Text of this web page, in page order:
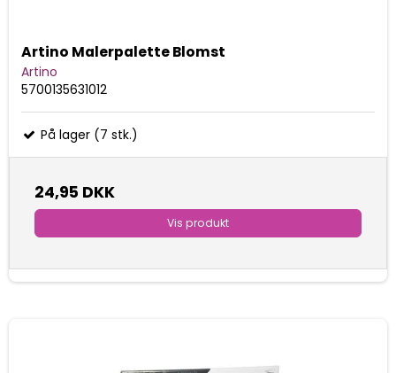
Artino Malerpalette Blomst
Artino
5700135631012
På lager (7 stk.)
24,95 DKK
Vis produkt